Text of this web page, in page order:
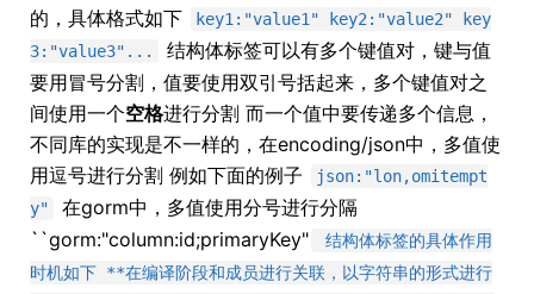
的，具体格式如下
key1:"value1" key2:"value2" key
3:"value3"...
结构体标签可以有多个键值对，键与值
要用冒号分割，值要使用双引号括起来，多个键值对之
间使用一个空格进行分割 而一个值中要传递多个信息，
不同库的实现是不一样的，在encoding/json中，多值使
用逗号进行分割 例如下面的例子
json:"lon,omitempt
y"
在gorm中，多值使用分号进行分隔
``gorm:"column:id;primaryKey"
结构体标签的具体作用
时机如下 **在编译阶段和成员进行关联，以字符串的形式进行